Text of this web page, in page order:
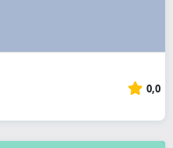
0,0